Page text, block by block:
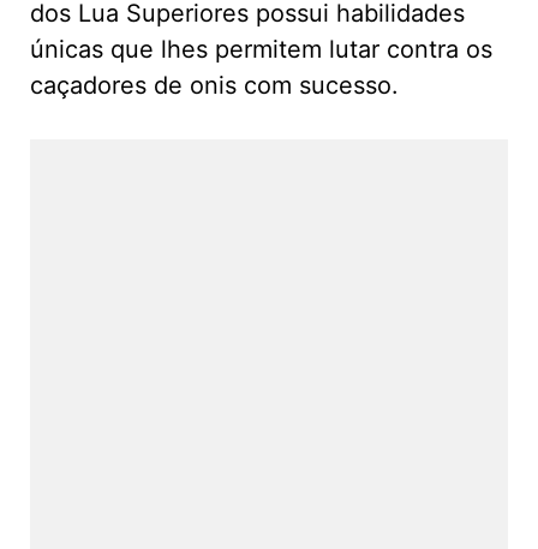
dos Lua Superiores possui habilidades
únicas que lhes permitem lutar contra os
caçadores de onis com sucesso.